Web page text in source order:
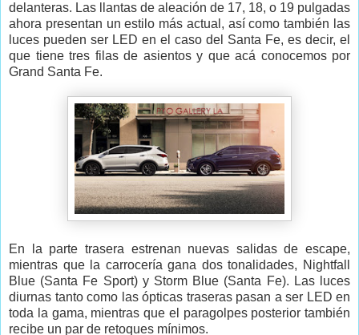
delanteras. Las llantas de aleación de 17, 18, o 19 pulgadas
ahora presentan un estilo más actual, así como también las
luces pueden ser LED en el caso del Santa Fe, es decir, el
que tiene tres filas de asientos y que acá conocemos por
Grand Santa Fe.
En la parte trasera estrenan nuevas salidas de escape,
mientras que la carrocería gana dos tonalidades, Nightfall
Blue (Santa Fe Sport) y Storm Blue (Santa Fe). Las luces
diurnas tanto como las ópticas traseras pasan a ser LED en
toda la gama, mientras que el paragolpes posterior también
recibe un par de retoques mínimos.